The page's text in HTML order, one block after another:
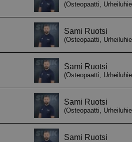
Tätä evästettä käytetään
erottamaan ihmiset ja botit. Tämä
on hyödyllistä verkkosivustolle,
jotta voidaan tehdä päteviä
raportteja verkkosivuston
käytöstä.
29 minuuttia
Tätä evästettä käytetään
erottamaan ihmiset ja botit. Tämä
on hyödyllistä verkkosivustolle,
jotta voidaan tehdä päteviä
raportteja verkkosivuston
käytöstä.
Tätä evästettä käytetään
erottamaan ihmiset ja botit. Tämä
on hyödyllistä verkkosivustolle,
jotta voidaan tehdä päteviä
raportteja verkkosivuston
käytöstä.